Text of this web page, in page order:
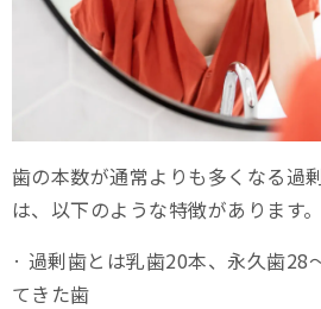
よくある質問
大人が過剰歯になるのはなぜ？
口元のお悩みなら、スマイルモア矯
まとめ
歯の本数が通常よりも多くなる過
は、以下のような特徴があります。
· 過剰歯とは乳歯20本、永久歯28
てきた歯